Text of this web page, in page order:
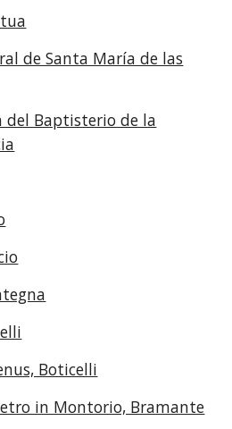
de Santa María de las
del Baptisterio de la
Boticelli
in Montorio, Bramante